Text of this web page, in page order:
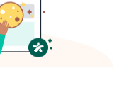
Wrocław
zakresu dermatologii i